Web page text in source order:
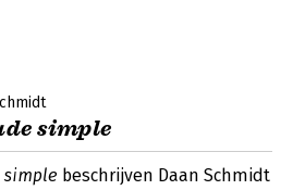
simple
simple beschrijven Daan Schmidt